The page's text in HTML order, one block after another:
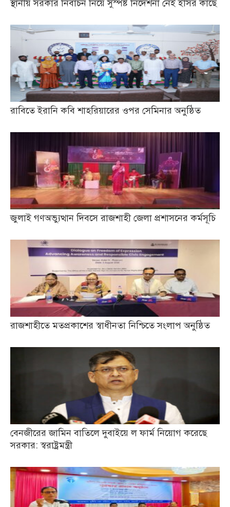
স্থানীয় সরকার নির্বাচন নিয়ে সুস্পষ্ট নির্দেশনা নেই ইসির কাছে
রাবিতে ইরানি কবি শাহরিয়ারের ওপর সেমিনার অনুষ্ঠিত
জুলাই গণঅভ্যুত্থান দিবসে রাজশাহী জেলা প্রশাসনের কর্মসূচি
রাজশাহীতে মতপ্রকাশের স্বাধীনতা নিশ্চিতে সংলাপ অনুষ্ঠিত
বেনজীরের জামিন বাতিলে দুবাইয়ে ল ফার্ম নিয়োগ করেছে
সরকার: স্বরাষ্ট্রমন্ত্রী